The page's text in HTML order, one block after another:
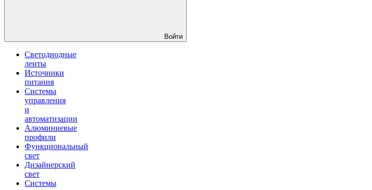
Войти
Светодиодные
ленты
Источники
питания
Системы
управления
и
автоматизации
Алюминиевые
профили
Функциональный
свет
Дизайнерский
свет
Системы